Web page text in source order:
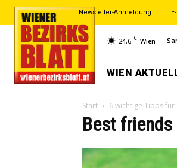
Newsletter-Anmeldung
24.6 C Wien
WIEN
Start 6 wichtige Tipps
Best friends